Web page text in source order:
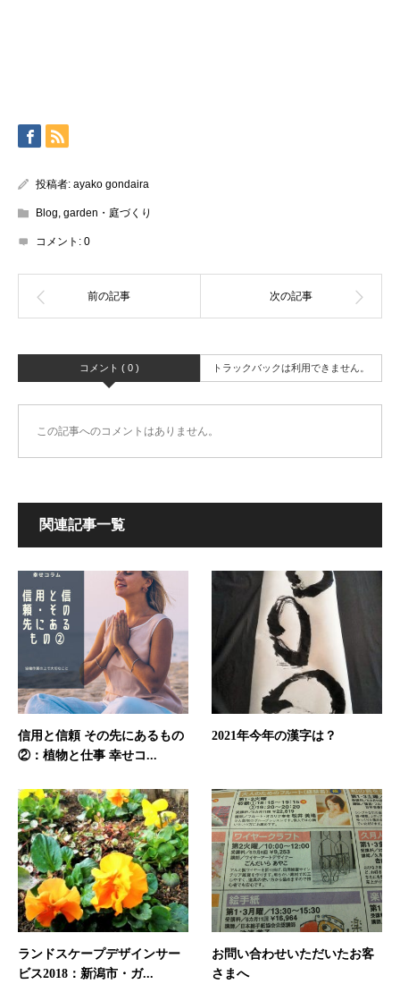
投稿者: ayako gondaira
Blog, garden・庭づくり
コメント: 0
コメント ( 0 ) トラックバックは利用できません。
この記事へのコメントはありません。
関連記事一覧
信用と信頼 その先にあるもの
②：植物と仕事 幸せコ...
2021年今年の漢字は？
ランドスケープデザインサー
ビス2018：新潟市・ガ...
お問い合わせいただいたお客
さまへ